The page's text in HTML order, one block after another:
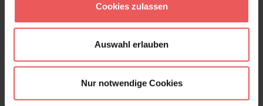
Cookies zulassen
Auswahl erlauben
Nur notwendige Cookies